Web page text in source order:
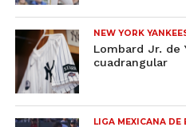
NEW YORK
Lombard Jr. de
cuadrangular
LIGA MEXICANA DE